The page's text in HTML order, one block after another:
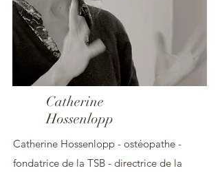
Catherine
Hossenlopp
Catherine Hossenlopp - ostéopathe -
fondatrice de la TSB - directrice de la